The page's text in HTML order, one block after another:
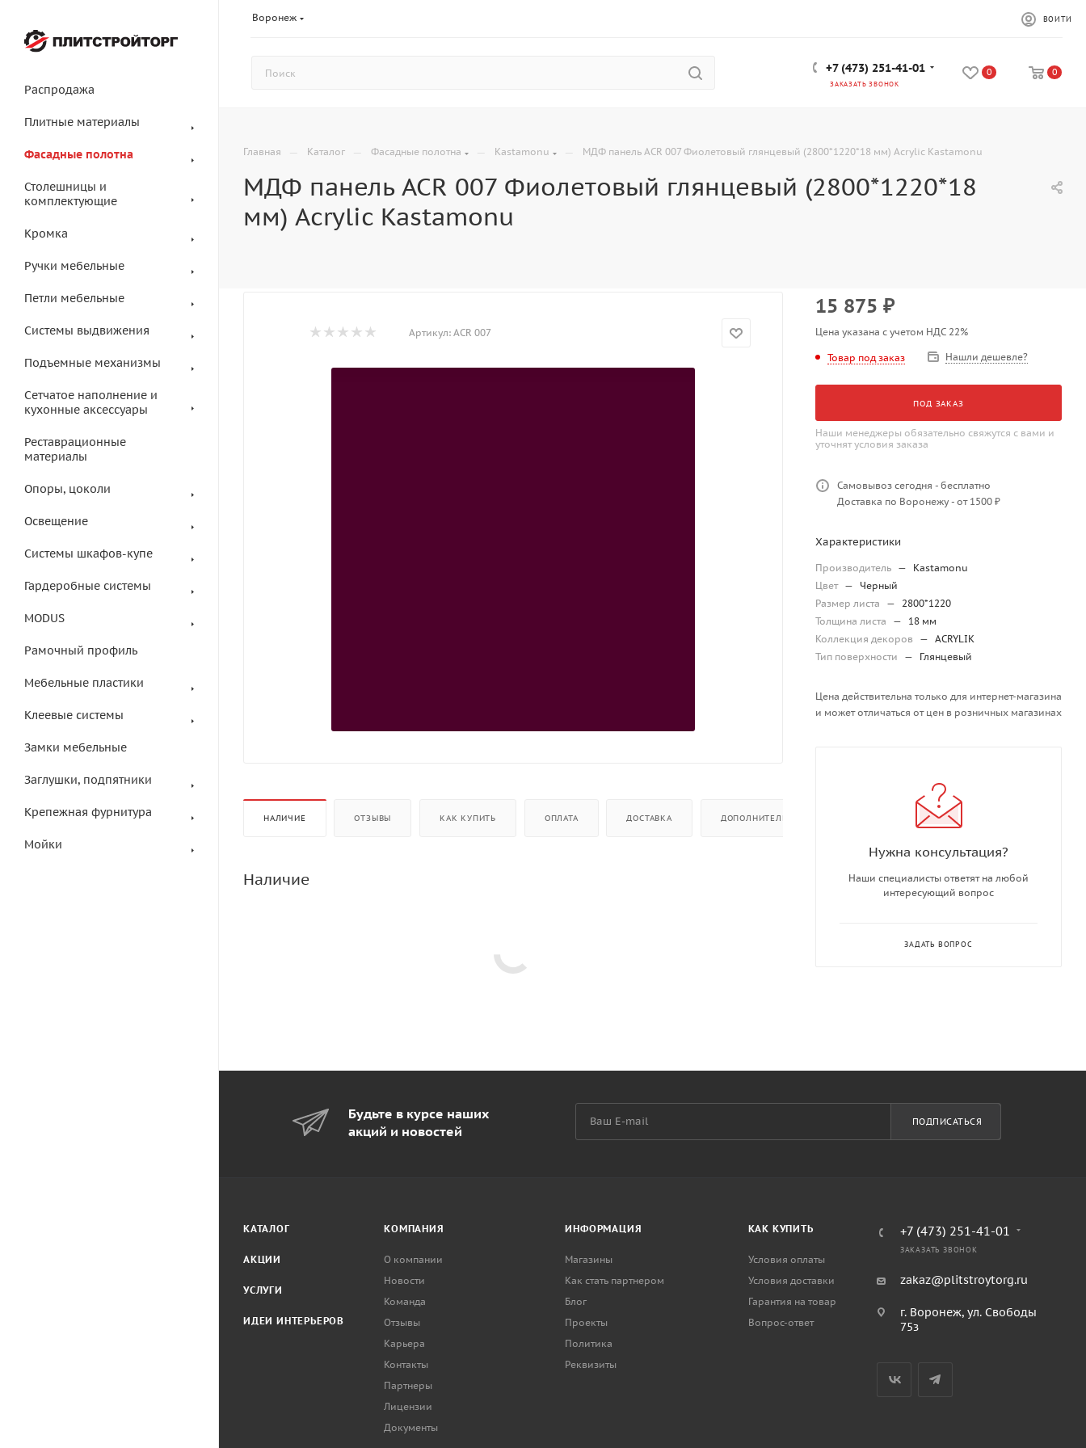
Воронеж ВОЙТИ
+7 (473) 251-41-01
ЗАКАЗАТЬ ЗВОНОК
0 0
Распродажа
Плитные материалы
Фасадные полотна
Столешницы и
комплектующие
Кромка
Ручки мебельные
Петли мебельные
Системы выдвижения
Подъемные механизмы
Сетчатое наполнение и
кухонные аксессуары
Реставрационные
материалы
Опоры, цоколи
Освещение
Системы шкафов-купе
Гардеробные системы
MODUS
Рамочный профиль
Мебельные пластики
Клеевые системы
Замки мебельные
Заглушки, подпятники
Крепежная фурнитура
Мойки
Главная — Каталог — Фасадные полотна — Kastamonu — МДФ панель ACR 007 Фиолетовый глянцевый (2800*1220*18 мм) Acrylic Kastamonu
МДФ панель ACR 007 Фиолетовый глянцевый (2800*1220*18
мм) Acrylic Kastamonu
Артикул: ACR 007
НАЛИЧИЕ ОТЗЫВЫ КАК КУПИТЬ ОПЛАТА ДОСТАВКА ДОПОЛНИТЕЛЬНО
Наличие
15 875 ₽
Цена указана с учетом НДС 22%
Товар под заказ Нашли дешевле?
ПОД ЗАКАЗ
Наши менеджеры обязательно свяжутся с вами и
уточнят условия заказа
Самовывоз сегодня - бесплатно
Доставка по Воронежу - от 1500 ₽
Характеристики
Производитель —
Kastamonu
Цвет —
Черный
Размер листа
— 2800*1220
Толщина листа
—
18 мм
Коллекция декоров
— ACRYLIK
Тип поверхности
— Глянцевый
Цена действительна только для интернет-магазина
и может отличаться от цен в розничных магазинах
Нужна консультация?
Наши специалисты ответят на любой
интересующий вопрос
ЗАДАТЬ ВОПРОС
Будьте в курсе наших
акций и новостей
ПОДПИСАТЬСЯ
КАТАЛОГ
АКЦИИ
УСЛУГИ
ИДЕИ ИНТЕРЬЕРОВ
КОМПАНИЯ
О компании
Новости
Команда
Отзывы
Карьера
Контакты
Партнеры
Лицензии
Документы
ИНФОРМАЦИЯ
Магазины
Как стать партнером
Блог
Проекты
Политика
Реквизиты
КАК КУПИТЬ
Условия оплаты
Условия доставки
Гарантия на товар
Вопрос-ответ
+7 (473) 251-41-01
ЗАКАЗАТЬ ЗВОНОК
zakaz@plitstroytorg.ru
г. Воронеж, ул. Свободы
75з